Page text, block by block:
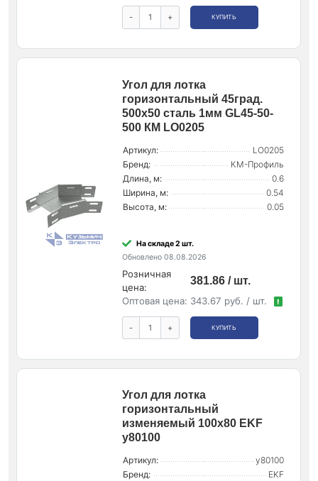
- + КУПИТЬ
Угол для лотка
горизонтальный 45град.
500х50 сталь 1мм GL45-50-
500 КМ LO0205
Артикул:
LO0205
Бренд:
КМ-Профиль
Длина, м:
0.6
Ширина, м:
0.54
Высота, м:
0.05
На складе 2 шт.
Обновлено 08.08.2026
Розничная
цена:
381.86 / шт.
Оптовая цена: 343.67 руб. / шт. !
- + КУПИТЬ
Угол для лотка
горизонтальный
изменяемый 100х80 EKF
y80100
Артикул:
y80100
Бренд:
EKF